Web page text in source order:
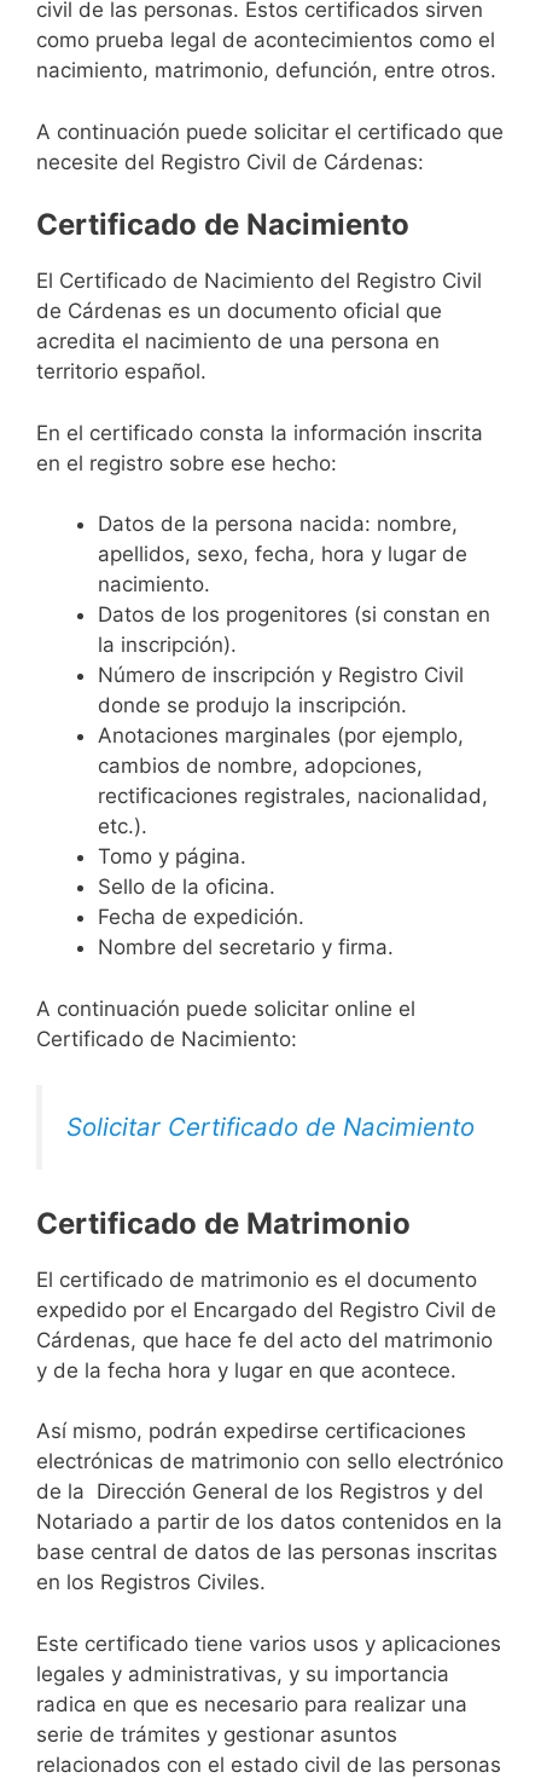
civil de las personas. Estos certificados sirven
como prueba legal de acontecimientos como el
nacimiento, matrimonio, defunción, entre otros.
A continuación puede solicitar el certificado que
necesite del Registro Civil de Cárdenas:
Certificado de Nacimiento
El Certificado de Nacimiento del Registro Civil
de Cárdenas es un documento oficial que
acredita el nacimiento de una persona en
territorio español.
En el certificado consta la información inscrita
en el registro sobre ese hecho:
Datos de la persona nacida: nombre,
apellidos, sexo, fecha, hora y lugar de
nacimiento.
Datos de los progenitores (si constan en
la inscripción).
Número de inscripción y Registro Civil
donde se produjo la inscripción.
Anotaciones marginales (por ejemplo,
cambios de nombre, adopciones,
rectificaciones registrales, nacionalidad,
etc.).
Tomo y página.
Sello de la oficina.
Fecha de expedición.
Nombre del secretario y firma.
A continuación puede solicitar online el
Certificado de Nacimiento:
Solicitar Certificado de Nacimiento
Certificado de Matrimonio
El certificado de matrimonio es el documento
expedido por el Encargado del Registro Civil de
Cárdenas, que hace fe del acto del matrimonio
y de la fecha hora y lugar en que acontece.
Así mismo, podrán expedirse certificaciones
electrónicas de matrimonio con sello electrónico
de la Dirección General de los Registros y del
Notariado a partir de los datos contenidos en la
base central de datos de las personas inscritas
en los Registros Civiles.
Este certificado tiene varios usos y aplicaciones
legales y administrativas, y su importancia
radica en que es necesario para realizar una
serie de trámites y gestionar asuntos
relacionados con el estado civil de las personas